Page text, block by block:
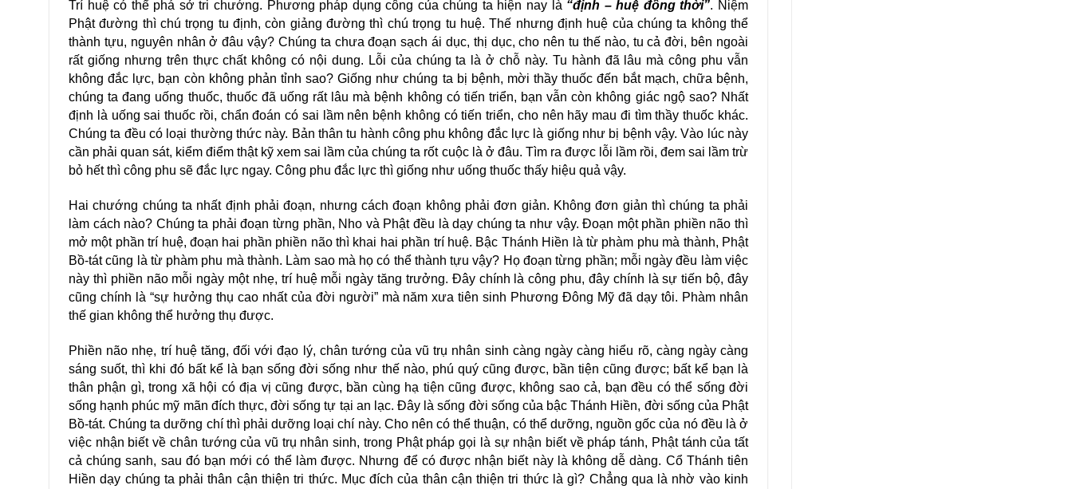
Trí huệ có thể phá sở tri chướng. Phương pháp dụng công của chúng ta hiện nay là “định – huệ đồng thời”. Niệm
Phật đường thì chú trọng tu định, còn giảng đường thì chú trọng tu huệ. Thế nhưng định huệ của chúng ta không thể
thành tựu, nguyên nhân ở đâu vậy? Chúng ta chưa đoạn sạch ái dục, thị dục, cho nên tu thế nào, tu cả đời, bên ngoài
rất giống nhưng trên thực chất không có nội dung. Lỗi của chúng ta là ở chỗ này. Tu hành đã lâu mà công phu vẫn
không đắc lực, bạn còn không phản tỉnh sao? Giống như chúng ta bị bệnh, mời thầy thuốc đến bắt mạch, chữa bệnh,
chúng ta đang uống thuốc, thuốc đã uống rất lâu mà bệnh không có tiến triển, bạn vẫn còn không giác ngộ sao? Nhất
định là uống sai thuốc rồi, chẩn đoán có sai lầm nên bệnh không có tiến triển, cho nên hãy mau đi tìm thầy thuốc khác.
Chúng ta đều có loại thường thức này. Bản thân tu hành công phu không đắc lực là giống như bị bệnh vậy. Vào lúc này
cần phải quan sát, kiểm điểm thật kỹ xem sai lầm của chúng ta rốt cuộc là ở đâu. Tìm ra được lỗi lầm rồi, đem sai lầm trừ
bỏ hết thì công phu sẽ đắc lực ngay. Công phu đắc lực thì giống như uống thuốc thấy hiệu quả vậy.
Hai chướng chúng ta nhất định phải đoạn, nhưng cách đoạn không phải đơn giản. Không đơn giản thì chúng ta phải
làm cách nào? Chúng ta phải đoạn từng phần, Nho và Phật đều là dạy chúng ta như vậy. Đoạn một phần phiền não thì
mở một phần trí huệ, đoạn hai phần phiền não thì khai hai phần trí huệ. Bậc Thánh Hiền là từ phàm phu mà thành, Phật
Bồ-tát cũng là từ phàm phu mà thành. Làm sao mà họ có thể thành tựu vậy? Họ đoạn từng phần; mỗi ngày đều làm việc
này thì phiền não mỗi ngày một nhẹ, trí huệ mỗi ngày tăng trưởng. Đây chính là công phu, đây chính là sự tiến bộ, đây
cũng chính là “sự hưởng thụ cao nhất của đời người” mà năm xưa tiên sinh Phương Đông Mỹ đã dạy tôi. Phàm nhân
thế gian không thể hưởng thụ được.
Phiền não nhẹ, trí huệ tăng, đối với đạo lý, chân tướng của vũ trụ nhân sinh càng ngày càng hiểu rõ, càng ngày càng
sáng suốt, thì khi đó bất kể là bạn sống đời sống như thế nào, phú quý cũng được, bần tiện cũng được; bất kể bạn là
thân phận gì, trong xã hội có địa vị cũng được, bần cùng hạ tiện cũng được, không sao cả, bạn đều có thể sống đời
sống hạnh phúc mỹ mãn đích thực, đời sống tự tại an lạc. Đây là sống đời sống của bậc Thánh Hiền, đời sống của Phật
Bồ-tát. Chúng ta dưỡng chí thì phải dưỡng loại chí này. Cho nên có thể thuận, có thể dưỡng, nguồn gốc của nó đều là ở
việc nhận biết về chân tướng của vũ trụ nhân sinh, trong Phật pháp gọi là sự nhận biết về pháp tánh, Phật tánh của tất
cả chúng sanh, sau đó bạn mới có thể làm được. Nhưng để có được nhận biết này là không dễ dàng. Cổ Thánh tiên
Hiền dạy chúng ta phải thân cận thiện tri thức. Mục đích của thân cận thiện tri thức là gì? Chẳng qua là nhờ vào kinh